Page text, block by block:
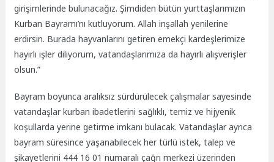
girişimlerinde bulunacağız. Şimdiden bütün yurttaşlarımızın
Kurban Bayramı’nı kutluyorum. Allah inşallah yenilerine
erdirsin. Burada hayvanlarını getiren emekçi kardeşlerimize
hayırlı işler diliyorum, vatandaşlarımıza da hayırlı alışverişler
olsun.”
Bayram boyunca aralıksız sürdürülecek çalışmalar sayesinde
vatandaşlar kurban ibadetlerini sağlıklı, temiz ve hijyenik
koşullarda yerine getirme imkanı bulacak. Vatandaşlar ayrıca
bayram süresince yaşanabilecek her türlü istek, talep ve
şikayetlerini 444 16 01 numaralı çağrı merkezi üzerinden